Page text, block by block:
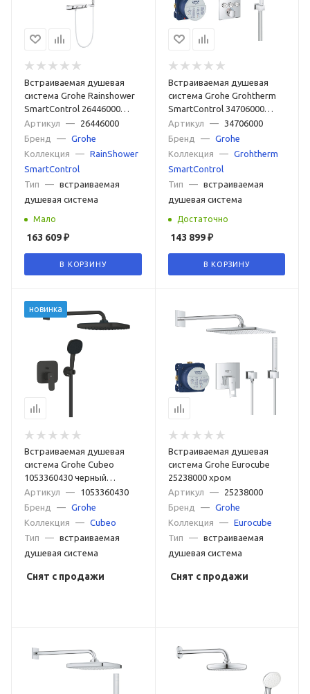
Встраиваемая душевая
система Grohe Rainshower
SmartControl 26446000
хром
Артикул —
26446000
Бренд
— Grohe
Коллекция
— RainShower
SmartControl
Тип
— встраиваемая
душевая система
Мало
163 609₽
В КОРЗИНУ
Встраиваемая душевая
система Grohe Grohtherm
SmartControl 34706000
хром
Артикул —
34706000
Бренд
—
Grohe
Коллекция
—
Grohtherm
SmartControl
Тип
—
встраиваемая
душевая система
Достаточно
143 899₽
В КОРЗИНУ
новинка
Встраиваемая душевая
система Grohe Cubeo
1053360430 черный
матовый
Артикул —
1053360430
Бренд
— Grohe
Коллекция
— Cubeo
Тип
— встраиваемая
душевая система
Снят с продажи
Встраиваемая душевая
система Grohe Eurocube
25238000 хром
Артикул
—
25238000
Бренд
—
Grohe
Коллекция
—
Eurocube
Тип
—
встраиваемая
душевая система
Снят с продажи